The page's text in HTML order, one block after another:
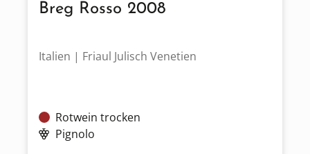
Breg Rosso 2008
Italien | Friaul Julisch Venetien
Rotwein trocken
Pignolo